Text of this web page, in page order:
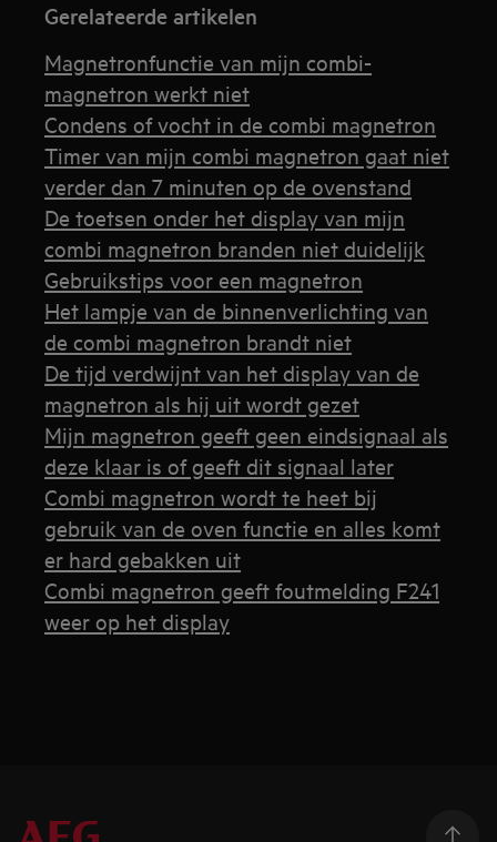
Gerelateerde artikelen
Magnetronfunctie van mijn combi-
magnetron werkt niet
Condens of vocht in de combi magnetron
Timer van mijn combi magnetron gaat niet
verder dan 7 minuten op de ovenstand
De toetsen onder het display van mijn
combi magnetron branden niet duidelijk
Gebruikstips voor een magnetron
Het lampje van de binnenverlichting van
de combi magnetron brandt niet
De tijd verdwijnt van het display van de
magnetron als hij uit wordt gezet
Mijn magnetron geeft geen eindsignaal als
deze klaar is of geeft dit signaal later
Combi magnetron wordt te heet bij
gebruik van de oven functie en alles komt
er hard gebakken uit
Combi magnetron geeft foutmelding F241
weer op het display